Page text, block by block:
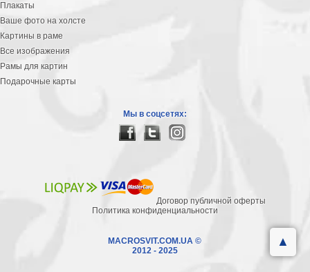
Плакаты
Ваше фото на холсте
Картины в раме
Все изображения
Рамы для картин
Подарочные карты
Мы в соцсетях:
Договор публичной оферты
Политика конфиденциальности
MACROSVIT.COM.UA ©
2012 - 2025
▲